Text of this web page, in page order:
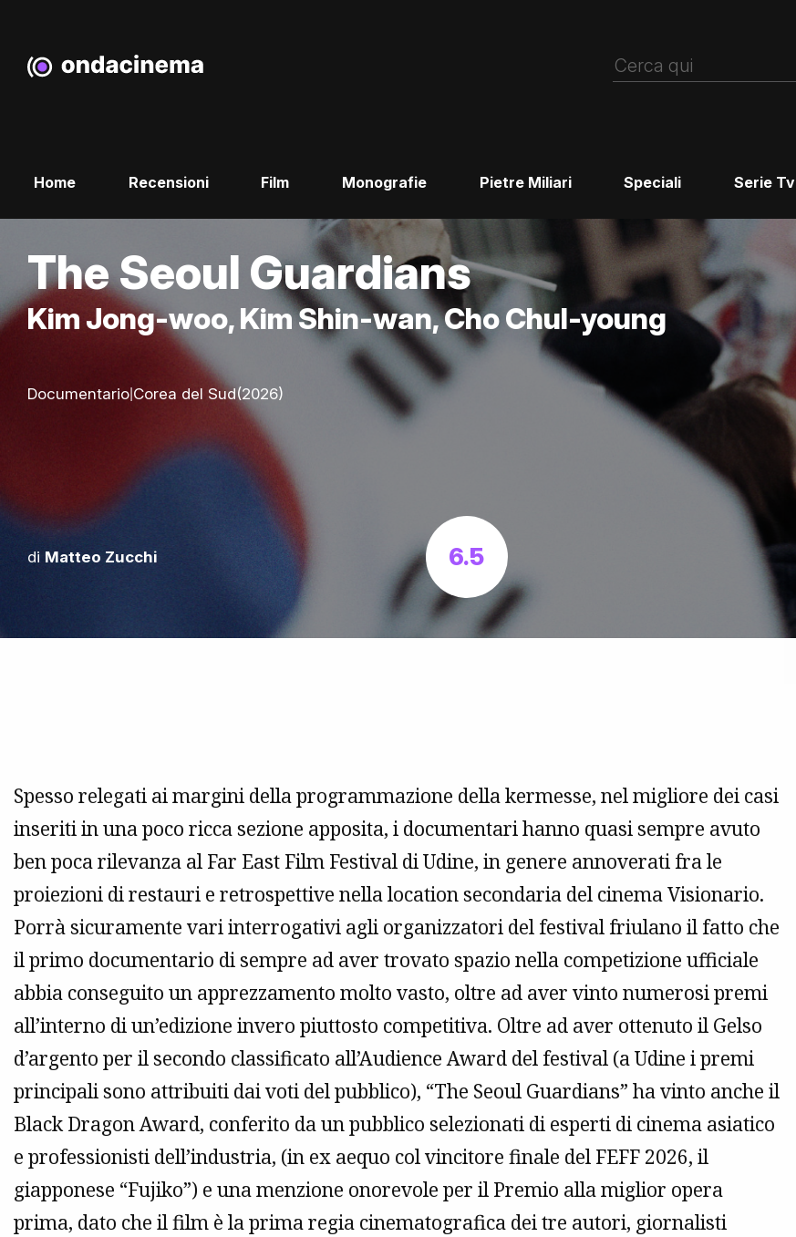
Home Recensioni Film Monografie Pietre Miliari Speciali Serie Tv
The Seoul Guardians
Kim Jong-woo, Kim Shin-wan, Cho Chul-young
Documentario|Corea del Sud(2026)
di Matteo Zucchi 6.5
Spesso relegati ai margini della programmazione della kermesse, nel migliore dei casi
inseriti in una poco ricca sezione apposita, i documentari hanno quasi sempre avuto
ben poca rilevanza al Far East Film Festival di Udine, in genere annoverati fra le
proiezioni di restauri e retrospettive nella location secondaria del cinema Visionario.
Porrà sicuramente vari interrogativi agli organizzatori del festival friulano il fatto che
il primo documentario di sempre ad aver trovato spazio nella competizione ufficiale
abbia conseguito un apprezzamento molto vasto, oltre ad aver vinto numerosi premi
all’interno di un’edizione invero piuttosto competitiva. Oltre ad aver ottenuto il Gelso
d’argento per il secondo classificato all’Audience Award del festival (a Udine i premi
principali sono attribuiti dai voti del pubblico), “The Seoul Guardians” ha vinto anche il
Black Dragon Award, conferito da un pubblico selezionati di esperti di cinema asiatico
e professionisti dell’industria, (in ex aequo col vincitore finale del FEFF 2026, il
giapponese “Fujiko”) e una menzione onorevole per il Premio alla miglior opera
prima, dato che il film è la prima regia cinematografica dei tre autori, giornalisti